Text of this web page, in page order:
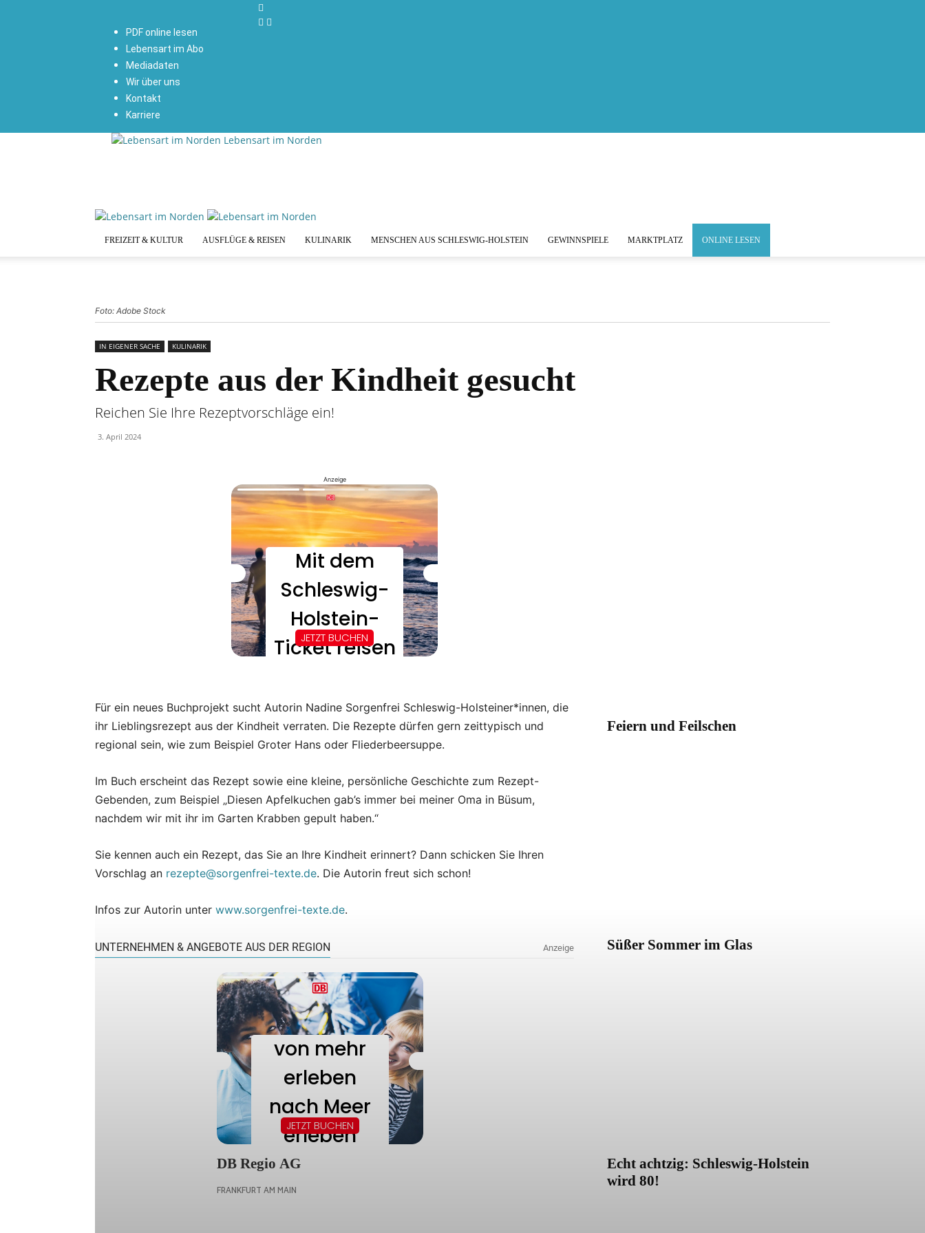
PDF online lesen
Lebensart im Abo
Mediadaten
Wir über uns
Kontakt
Karriere
Lebensart im Norden
FREIZEIT & KULTUR AUSFLÜGE & REISEN KULINARIK MENSCHEN AUS SCHLESWIG-HOLSTEIN GEWINNSPIELE MARKTPLATZ ONLINE LESEN
Foto: Adobe Stock
IN EIGENER SACHE KULINARIK
Rezepte aus der Kindheit gesucht
Reichen Sie Ihre Rezeptvorschläge ein!
3. April 2024
Anzeige
Für ein neues Buchprojekt sucht Autorin Nadine Sorgenfrei Schleswig-Holsteiner*innen, die
ihr Lieblingsrezept aus der Kindheit verraten. Die Rezepte dürfen gern zeittypisch und
regional sein, wie zum Beispiel Groter Hans oder Fliederbeersuppe.
Im Buch erscheint das Rezept sowie eine kleine, persönliche Geschichte zum Rezept-
Gebenden, zum Beispiel „Diesen Apfelkuchen gab’s immer bei meiner Oma in Büsum,
nachdem wir mit ihr im Garten Krabben gepult haben.“
Sie kennen auch ein Rezept, das Sie an Ihre Kindheit erinnert? Dann schicken Sie Ihren
Vorschlag an rezepte@sorgenfrei-texte.de. Die Autorin freut sich schon!
Infos zur Autorin unter www.sorgenfrei-texte.de.
Feiern und Feilschen
Süßer Sommer im Glas
Echt achtzig: Schleswig-Holstein
wird 80!